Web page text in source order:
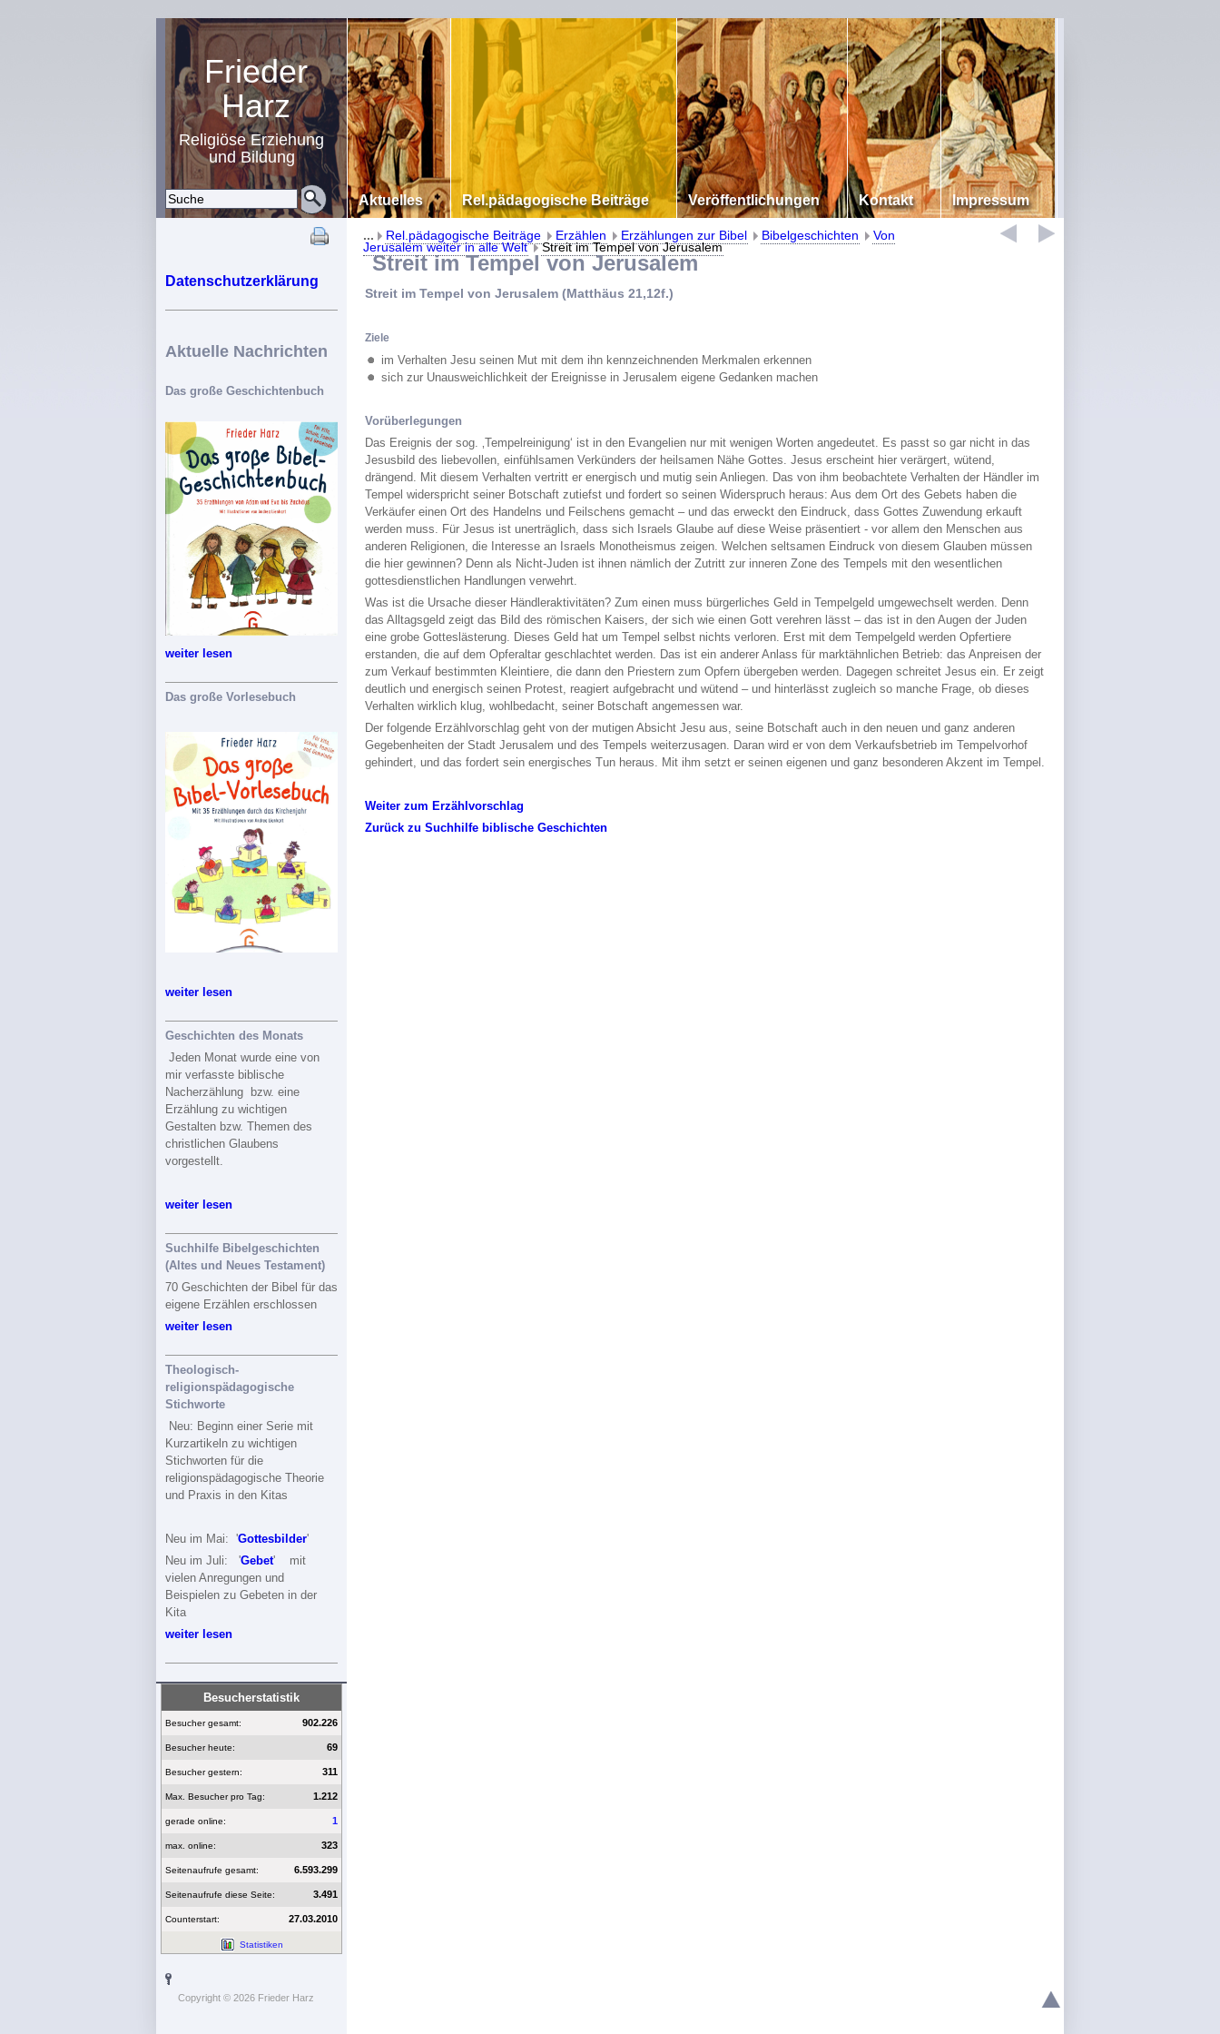
Frieder
Harz
Religiöse Erziehung
und Bildung
Aktuelles Rel.pädagogische Beiträge Veröffentlichungen Kontakt Impressum
Datenschutzerklärung
Aktuelle Nachrichten
Das große Geschichtenbuch
weiter lesen
Das große Vorlesebuch
weiter lesen
Geschichten des Monats
Jeden Monat wurde eine von
mir verfasste biblische
Nacherzählung bzw. eine
Erzählung zu wichtigen
Gestalten bzw. Themen des
christlichen Glaubens
vorgestellt.
weiter lesen
Suchhilfe Bibelgeschichten
(Altes und Neues Testament)
70 Geschichten der Bibel für das
eigene Erzählen erschlossen
weiter lesen
Theologisch-
religionspädagogische
Stichworte
Neu: Beginn einer Serie mit
Kurzartikeln zu wichtigen
Stichworten für die
religionspädagogische Theorie
und Praxis in den Kitas
Neu im Mai: 'Gottesbilder'
Neu im Juli: 'Gebet' mit
vielen Anregungen und
Beispielen zu Gebeten in der
Kita
weiter lesen
Besucherstatistik
Besucher gesamt: 902.226
Besucher heute: 69
Besucher gestern: 311
Max. Besucher pro Tag: 1.212
gerade online: 1
max. online: 323
Seitenaufrufe gesamt: 6.593.299
Seitenaufrufe diese Seite: 3.491
Counterstart: 27.03.2010
Statistiken
... Rel.pädagogische Beiträge Erzählen Erzählungen zur Bibel Bibelgeschichten
Von
Jerusalem weiter in alle Welt
Streit im Tempel von Jerusalem
Streit im Tempel von Jerusalem
Streit im Tempel von Jerusalem (Matthäus 21,12f.)
Ziele
im Verhalten Jesu seinen Mut mit dem ihn kennzeichnenden Merkmalen erkennen
sich zur Unausweichlichkeit der Ereignisse in Jerusalem eigene Gedanken machen
Vorüberlegungen
Das Ereignis der sog. ‚Tempelreinigung‘ ist in den Evangelien nur mit wenigen Worten angedeutet. Es passt so gar nicht in das
Jesusbild des liebevollen, einfühlsamen Verkünders der heilsamen Nähe Gottes. Jesus erscheint hier verärgert, wütend,
drängend. Mit diesem Verhalten vertritt er energisch und mutig sein Anliegen. Das von ihm beobachtete Verhalten der Händler im
Tempel widerspricht seiner Botschaft zutiefst und fordert so seinen Widerspruch heraus: Aus dem Ort des Gebets haben die
Verkäufer einen Ort des Handelns und Feilschens gemacht – und das erweckt den Eindruck, dass Gottes Zuwendung erkauft
werden muss. Für Jesus ist unerträglich, dass sich Israels Glaube auf diese Weise präsentiert - vor allem den Menschen aus
anderen Religionen, die Interesse an Israels Monotheismus zeigen. Welchen seltsamen Eindruck von diesem Glauben müssen
die hier gewinnen? Denn als Nicht-Juden ist ihnen nämlich der Zutritt zur inneren Zone des Tempels mit den wesentlichen
gottesdienstlichen Handlungen verwehrt.
Was ist die Ursache dieser Händleraktivitäten? Zum einen muss bürgerliches Geld in Tempelgeld umgewechselt werden. Denn
das Alltagsgeld zeigt das Bild des römischen Kaisers, der sich wie einen Gott verehren lässt – das ist in den Augen der Juden
eine grobe Gotteslästerung. Dieses Geld hat um Tempel selbst nichts verloren. Erst mit dem Tempelgeld werden Opfertiere
erstanden, die auf dem Opferaltar geschlachtet werden. Das ist ein anderer Anlass für marktähnlichen Betrieb: das Anpreisen der
zum Verkauf bestimmten Kleintiere, die dann den Priestern zum Opfern übergeben werden. Dagegen schreitet Jesus ein. Er zeigt
deutlich und energisch seinen Protest, reagiert aufgebracht und wütend – und hinterlässt zugleich so manche Frage, ob dieses
Verhalten wirklich klug, wohlbedacht, seiner Botschaft angemessen war.
Der folgende Erzählvorschlag geht von der mutigen Absicht Jesu aus, seine Botschaft auch in den neuen und ganz anderen
Gegebenheiten der Stadt Jerusalem und des Tempels weiterzusagen. Daran wird er von dem Verkaufsbetrieb im Tempelvorhof
gehindert, und das fordert sein energisches Tun heraus. Mit ihm setzt er seinen eigenen und ganz besonderen Akzent im Tempel.
Weiter zum Erzählvorschlag
Zurück zu Suchhilfe biblische Geschichten
Copyright © 2026 Frieder Harz